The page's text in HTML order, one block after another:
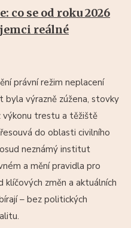
co se od roku 2026
reálné
právní režim neplacení
výrazně zúžena, stovky
výkonu trestu a těžiště
do oblasti civilního
neznámý institut
a mění pravidla pro
klíčových změn a aktuálních
– bez politických